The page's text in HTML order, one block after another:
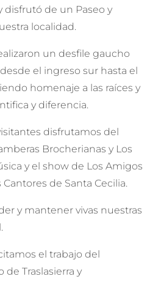
disfrutó de un Paseo y
localidad.
un desfile gaucho
el ingreso sur hasta el
homenaje a las raíces y
y diferencia.
disfrutamos del
Brocherianas y Los
y el show de Los Amigos
de Santa Cecilia.
y mantener vivas nuestras
el trabajo del
Traslasierra y